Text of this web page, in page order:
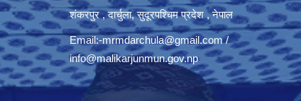
शंकरपुर , दार्चुला, सुदूरपश्चिम प्रदेश , नेपाल
Email:-mrmdarchula@gmail.com/
info@malikarjunmun.gov.np